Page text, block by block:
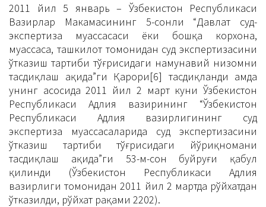
2011 йил 5 январь – Ўзбекистон Республикаси
Вазирлар Маҳкамасининг 5-сонли “Давлат суд-
экспертиза муассасаси ёки бошқа корхона,
муассаса, ташкилот томонидан суд экспертизасини
ўтказиш тартиби тўғрисидаги намунавий низомни
тасдиқлаш ҳақида”ги Қарори[6] тасдиқланди ҳамда
унинг асосида 2011 йил 2 март куни Ўзбекистон
Республикаси Адлия вазирининг “Ўзбекистон
Республикаси Адлия вазирлигининг суд
экспертиза муассасаларида суд экспертизасини
ўтказиш тартиби тўғрисидаги йўриқномани
тасдиқлаш ҳақида”ги 53-мҳ-сон буйруғи қабул
қилинди (Ўзбекистон Республикаси Адлия
вазирлиги томонидан 2011 йил 2 мартда рўйхатдан
ўтказилди, рўйхат рақами 2202).